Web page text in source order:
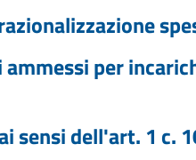
per
sensi dell'art. 1 c.